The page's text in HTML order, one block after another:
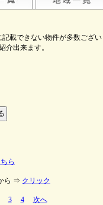
載できない物件が多数ござ
介出来ます。
ら
ら ⇒ クリック
3 4 次へ